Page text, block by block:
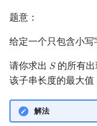
题意：
给定一个只包含小写
请你求出 𝑆
S的所有出
该子串长度的最大值
解法